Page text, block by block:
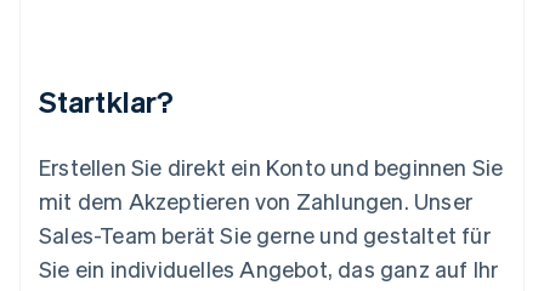
Startklar?
Erstellen Sie direkt ein Konto und beginnen Sie
mit dem Akzeptieren von Zahlungen. Unser
Sales-Team berät Sie gerne und gestaltet für
Sie ein individuelles Angebot, das ganz auf Ihr
English简体中文
English
Mexiko
Español English
Neuseeland
English